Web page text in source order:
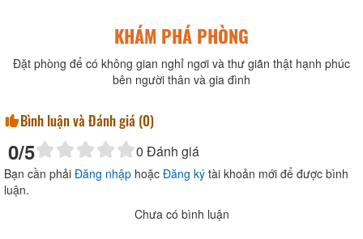
KHÁM PHÁ PHÒNG
Đặt phòng để có không gian nghỉ ngơi và thư giãn thật hạnh phúc
bên người thân và gia đình
Bình luận và Đánh giá (0)
0/5 0 Đánh giá
Bạn cần phải Đăng nhập hoặc Đăng ký tài khoản mới để được bình
luận.
Chưa có bình luận